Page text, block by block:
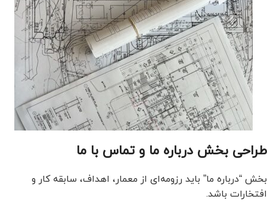
طراحی بخش درباره ما و تماس با ما
بخش “درباره ما” باید رزومه‌ای از معمار، اهداف، سابقه کار و
افتخارات باشد.